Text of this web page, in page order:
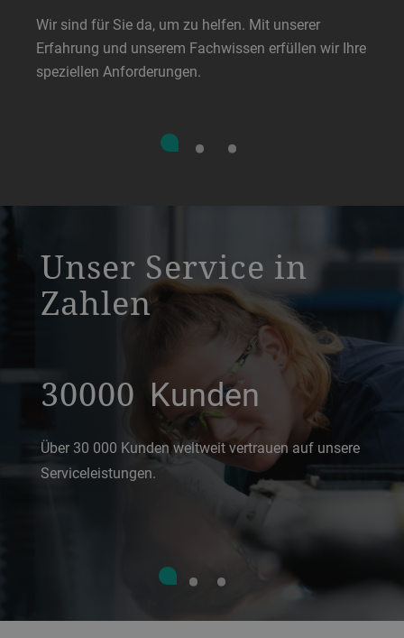
Wir sind für Sie da, um zu helfen. Mit unserer
Erfahrung und unserem Fachwissen erfüllen wir Ihre
speziellen Anforderungen.
a decorative background image
Unser Service in
Zahlen
30000 Kunden
Über 30 000 Kunden weltweit vertrauen auf unsere
Serviceleistungen.